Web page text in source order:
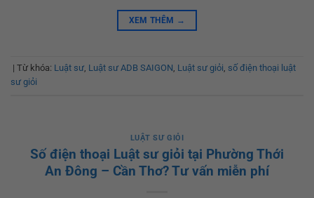
XEM THÊM →
| Từ khóa: Luật sư, Luật sư ADB SAIGON, Luật sư giỏi, số điện thoại luật
sư giỏi
LUẬT SƯ GIỎI
Số điện thoại Luật sư giỏi tại Phường Thới
An Đông – Cần Thơ? Tư vấn miễn phí